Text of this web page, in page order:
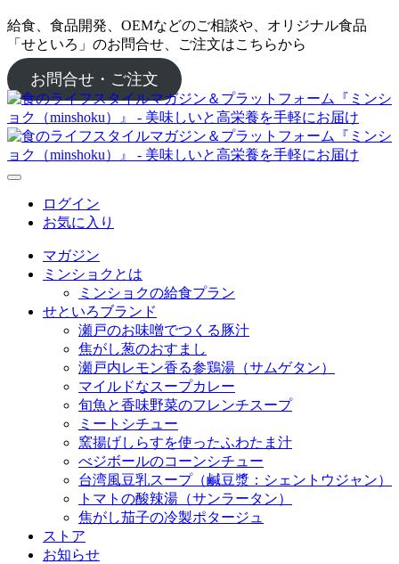
給食、食品開発、OEMなどのご相談や、オリジナル食品
「せといろ」のお問合せ、ご注文はこちらから
お問合せ・ご注文
ログイン
お気に入り
マガジン
ミンショクとは
ミンショクの給食プラン
せといろブランド
瀬戸のお味噌でつくる豚汁
焦がし葱のおすまし
瀬戸内レモン香る参鶏湯（サムゲタン）
マイルドなスープカレー
旬魚と香味野菜のフレンチスープ
ミートシチュー
窯揚げしらすを使ったふわたま汁
べジボールのコーンシチュー
台湾風豆乳スープ（鹹豆漿：シェントウジャン）
トマトの酸辣湯（サンラータン）
焦がし茄子の冷製ポタージュ
ストア
お知らせ